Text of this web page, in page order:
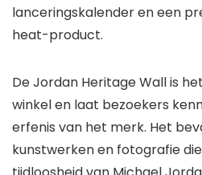
lanceringskalender en een
heat-product.
De Jordan Heritage Wall is
winkel en laat bezoekers
erfenis van het merk. Het
kunstwerken en fotografie